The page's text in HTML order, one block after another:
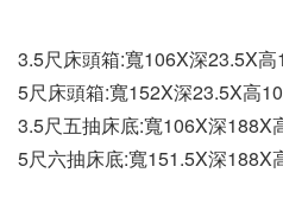
3.5尺床頭箱:寬106X深23.5X高
5尺床頭箱:寬152X深23.5X高
3.5尺五抽床底:寬106X深188X
5尺六抽床底:寬151.5X深188X